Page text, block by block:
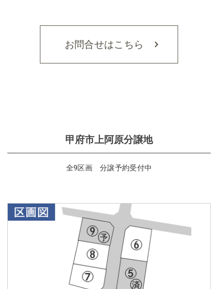
お問合せはこちら
甲府市上阿原分譲地
全9区画 分譲予約受付中